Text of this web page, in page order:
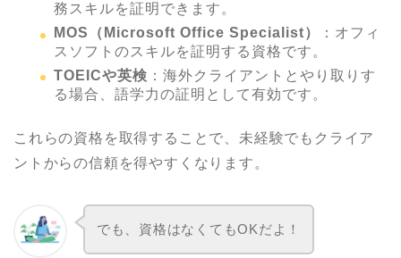
務スキルを証明できます。
MOS（Microsoft Office Specialist）
：オフィ
スソフトのスキルを証明する資格です。
TOEICや英検 ：海外クライアントとやり取りす
る場合、語学力の証明として有効です。
これらの資格を取得することで、未経験でもクライア
ントからの信頼を得やすくなります。
でも、資格はなくてもOKだよ！